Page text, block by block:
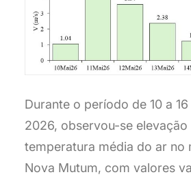
Durante o período de 10 a
2026, observou-se elevação
temperatura média do ar no
Nova Mutum, com valores